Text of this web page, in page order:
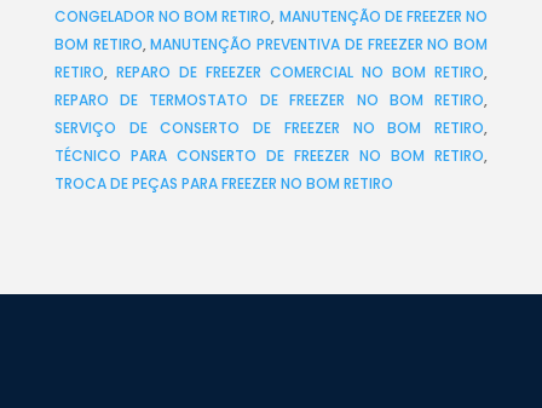
CONGELADOR NO BOM RETIRO, MANUTENÇÃO DE FREEZER NO
BOM RETIRO,MANUTENÇÃO PREVENTIVA DE FREEZER NO BOM
RETIRO, REPARO DE FREEZER COMERCIAL NO BOM RETIRO,
REPARO DE TERMOSTATO DE FREEZER NO BOM RETIRO,
SERVIÇO DE CONSERTO DE FREEZER NO BOM RETIRO,
TÉCNICO PARA CONSERTO DE FREEZER NO BOM RETIRO,
TROCA DE PEÇAS PARA FREEZER NO BOM RETIRO